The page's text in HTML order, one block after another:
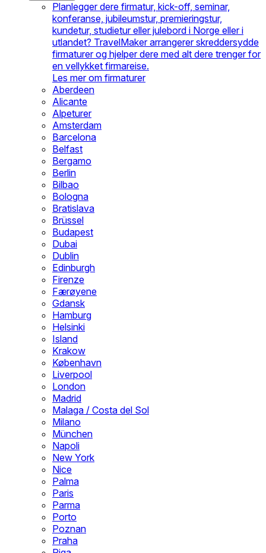
Planlegger dere firmatur, kick-off, seminar,
konferanse, jubileumstur, premieringstur,
kundetur, studietur eller julebord i Norge eller i
utlandet? TravelMaker arrangerer skreddersydde
firmaturer og hjelper dere med alt dere trenger for
en vellykket firmareise.
Les mer om firmaturer
Aberdeen
Alicante
Alpeturer
Amsterdam
Barcelona
Belfast
Bergamo
Berlin
Bilbao
Bologna
Bratislava
Brüssel
Budapest
Dubai
Dublin
Edinburgh
Firenze
Færøyene
Gdansk
Hamburg
Helsinki
Island
Krakow
København
Liverpool
London
Madrid
Malaga / Costa del Sol
Milano
München
Napoli
New York
Nice
Palma
Paris
Parma
Porto
Poznan
Praha